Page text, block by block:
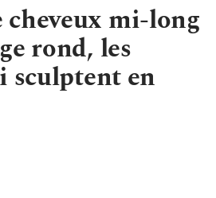
cheveux mi-long
rond, les
sculptent en